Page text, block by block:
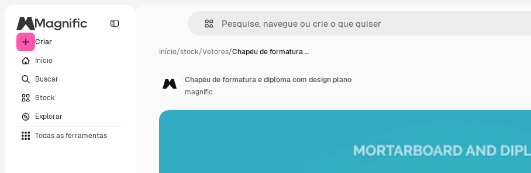
Criar
Início
Buscar
Stock
Explorar
Todas as ferramentas
Início/stock/Vetores/Chapéu de formatura …
Chapéu de formatura e diploma com design plano
magnific